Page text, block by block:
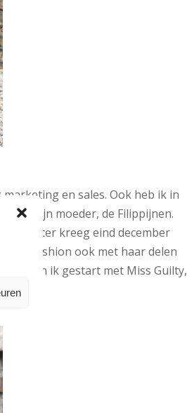
en sales. Ook heb ik in
mijn moeder, de Filippijnen.
dochter kreeg eind december
voor fashion ook met haar delen
ben ik gestart met Miss Guilty,